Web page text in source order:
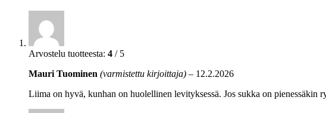
Arvostelu tuotteesta: 4 / 5
Mauri Tuominen (varmistettu kirjoittaja) – 12.2.2026
Liima on hyvä, kunhan on huolellinen levityksessä. Jos sukka on pienessäkin